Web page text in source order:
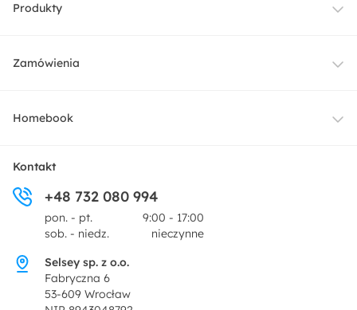
Produkty
Meble
Dekoracje i akcesoria
Promocje
Zamówienia
Dostawa
Zwroty
Pytania i odpowiedzi
Homebook
O nas
Centrum prasowe
Regulamin
Kontakt
+48 732 080 994
pon. - pt.
9:00 - 17:00
sob. - niedz.
nieczynne
Selsey sp. z o.o.
Fabryczna 6
53-609 Wrocław